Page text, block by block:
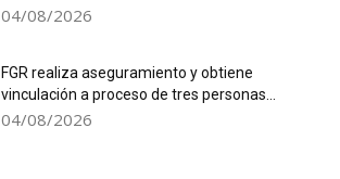
04/08/2026
FGR realiza aseguramiento y obtiene
vinculación a proceso de tres personas...
04/08/2026